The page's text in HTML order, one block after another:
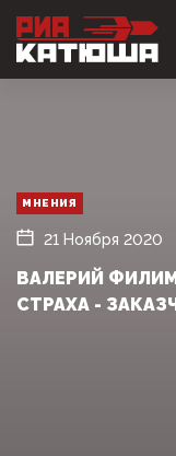
МНЕНИЯ
21 Ноября 2020
ВАЛЕРИЙ
СТРАХА -